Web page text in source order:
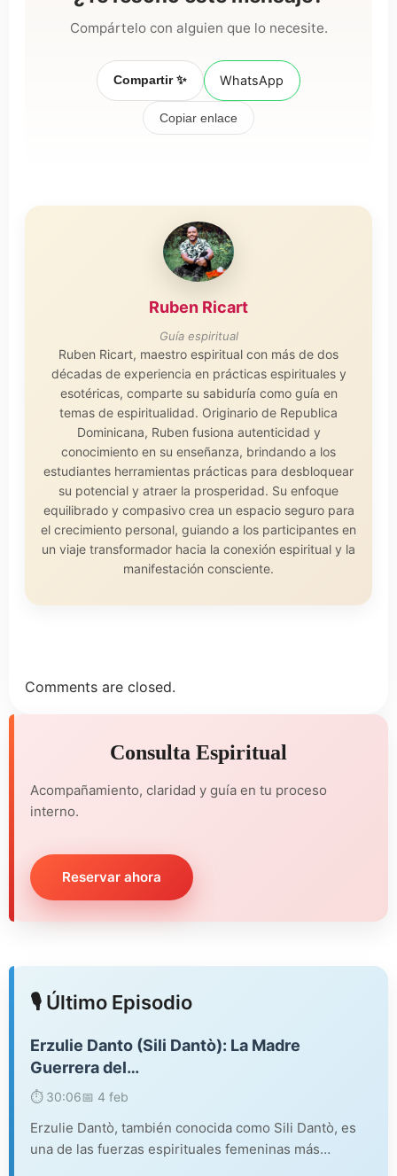
Compártelo con alguien que lo necesite.
Compartir ✨ WhatsApp
Copiar enlace
Ruben Ricart
Guía espiritual
Ruben Ricart, maestro espiritual con más de dos
décadas de experiencia en prácticas espirituales y
esotéricas, comparte su sabiduría como guía en
temas de espiritualidad. Originario de Republica
Dominicana, Ruben fusiona autenticidad y
conocimiento en su enseñanza, brindando a los
estudiantes herramientas prácticas para desbloquear
su potencial y atraer la prosperidad. Su enfoque
equilibrado y compasivo crea un espacio seguro para
el crecimiento personal, guiando a los participantes en
un viaje transformador hacia la conexión espiritual y la
manifestación consciente.
Comments are closed.
Consulta Espiritual
Acompañamiento, claridad y guía en tu proceso
interno.
Reservar ahora
🎙️ Último Episodio
Erzulie Danto (Sili Dantò): La Madre
Guerrera del…
⏱️ 30:06📅 4 feb
Erzulie Dantò, también conocida como Sili Dantò, es
una de las fuerzas espirituales femeninas más…